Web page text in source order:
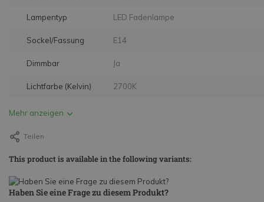
Lampentyp LED Fadenlampe
Sockel/Fassung E14
Dimmbar Ja
Lichtfarbe (Kelvin) 2700K
Mehr anzeigen
Teilen
This product is available in the following variants:
Haben Sie eine Frage zu diesem Produkt?